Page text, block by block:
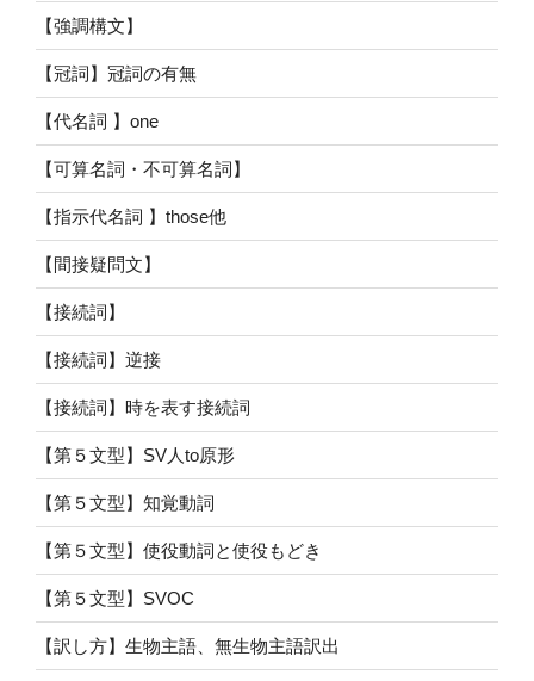
【強調構文】
【冠詞】冠詞の有無
【代名詞 】one
【可算名詞・不可算名詞】
【指示代名詞 】those他
【間接疑問文】
【接続詞】
【接続詞】逆接
【接続詞】時を表す接続詞
【第５文型】SV人to原形
【第５文型】知覚動詞
【第５文型】使役動詞と使役もどき
【第５文型】SVOC
【訳し方】生物主語、無生物主語訳出